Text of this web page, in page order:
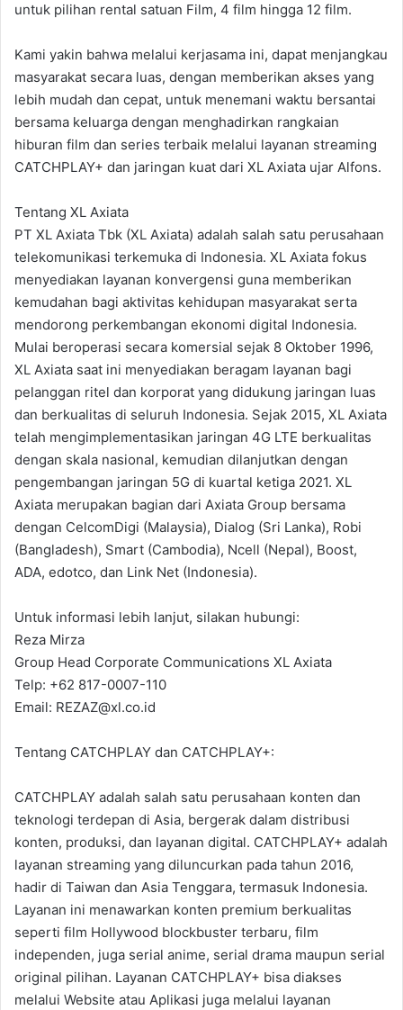
untuk pilihan rental satuan Film, 4 film hingga 12 film.
Kami yakin bahwa melalui kerjasama ini, dapat menjangkau
masyarakat secara luas, dengan memberikan akses yang
lebih mudah dan cepat, untuk menemani waktu bersantai
bersama keluarga dengan menghadirkan rangkaian
hiburan film dan series terbaik melalui layanan streaming
CATCHPLAY+ dan jaringan kuat dari XL Axiata ujar Alfons.
Tentang XL Axiata
PT XL Axiata Tbk (XL Axiata) adalah salah satu perusahaan
telekomunikasi terkemuka di Indonesia. XL Axiata fokus
menyediakan layanan konvergensi guna memberikan
kemudahan bagi aktivitas kehidupan masyarakat serta
mendorong perkembangan ekonomi digital Indonesia.
Mulai beroperasi secara komersial sejak 8 Oktober 1996,
XL Axiata saat ini menyediakan beragam layanan bagi
pelanggan ritel dan korporat yang didukung jaringan luas
dan berkualitas di seluruh Indonesia. Sejak 2015, XL Axiata
telah mengimplementasikan jaringan 4G LTE berkualitas
dengan skala nasional, kemudian dilanjutkan dengan
pengembangan jaringan 5G di kuartal ketiga 2021. XL
Axiata merupakan bagian dari Axiata Group bersama
dengan CelcomDigi (Malaysia), Dialog (Sri Lanka), Robi
(Bangladesh), Smart (Cambodia), Ncell (Nepal), Boost,
ADA, edotco, dan Link Net (Indonesia).
Untuk informasi lebih lanjut, silakan hubungi:
Reza Mirza
Group Head Corporate Communications XL Axiata
Telp: +62 817-0007-110
Email: REZAZ@xl.co.id
Tentang CATCHPLAY dan CATCHPLAY+:
CATCHPLAY adalah salah satu perusahaan konten dan
teknologi terdepan di Asia, bergerak dalam distribusi
konten, produksi, dan layanan digital. CATCHPLAY+ adalah
layanan streaming yang diluncurkan pada tahun 2016,
hadir di Taiwan dan Asia Tenggara, termasuk Indonesia.
Layanan ini menawarkan konten premium berkualitas
seperti film Hollywood blockbuster terbaru, film
independen, juga serial anime, serial drama maupun serial
original pilihan. Layanan CATCHPLAY+ bisa diakses
melalui Website atau Aplikasi juga melalui layanan